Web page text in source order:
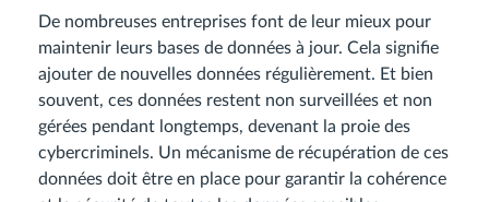
De nombreuses entreprises font de leur mieux pour
maintenir leurs bases de données à jour. Cela signifie
ajouter de nouvelles données régulièrement. Et bien
souvent, ces données restent non surveillées et non
gérées pendant longtemps, devenant la proie des
cybercriminels. Un mécanisme de récupération de ces
données doit être en place pour garantir la cohérence